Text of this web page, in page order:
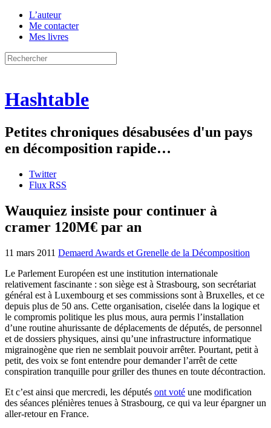
L’auteur
Me contacter
Mes livres
Hashtable
Petites chroniques désabusées d'un pays
en décomposition rapide…
Twitter
Flux RSS
Wauquiez insiste pour continuer à
cramer 120M€ par an
11 mars 2011 Demaerd Awards et Grenelle de la Décomposition
Le Parlement Européen est une institution internationale
relativement fascinante : son siège est à Strasbourg, son secrétariat
général est à Luxembourg et ses commissions sont à Bruxelles, et ce
depuis plus de 50 ans. Cette organisation, ciselée dans la logique et
le compromis politique les plus mous, aura permis l’installation
d’une routine ahurissante de déplacements de députés, de personnel
et de dossiers physiques, ainsi qu’une infrastructure informatique
migrainogène que rien ne semblait pouvoir arrêter. Pourtant, petit à
petit, des voix se font entendre pour demander l’arrêt de cette
conspiration tranquille pour griller des thunes en toute décontraction.
Et c’est ainsi que mercredi, les députés ont voté une modification
des séances plénières tenues à Strasbourg, ce qui va leur épargner un
aller-retour en France.